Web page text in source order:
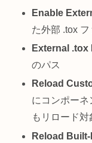
Enable
た外部 .tox
External .tox
のパス
Reload
にコンポー
もリロード対
Reload